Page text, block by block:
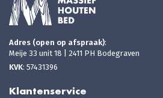
Adres (open op afspraak):
Meije 33 unit 18 | 2411 PH Bodegraven
KVK: 57431396
Klantenservice